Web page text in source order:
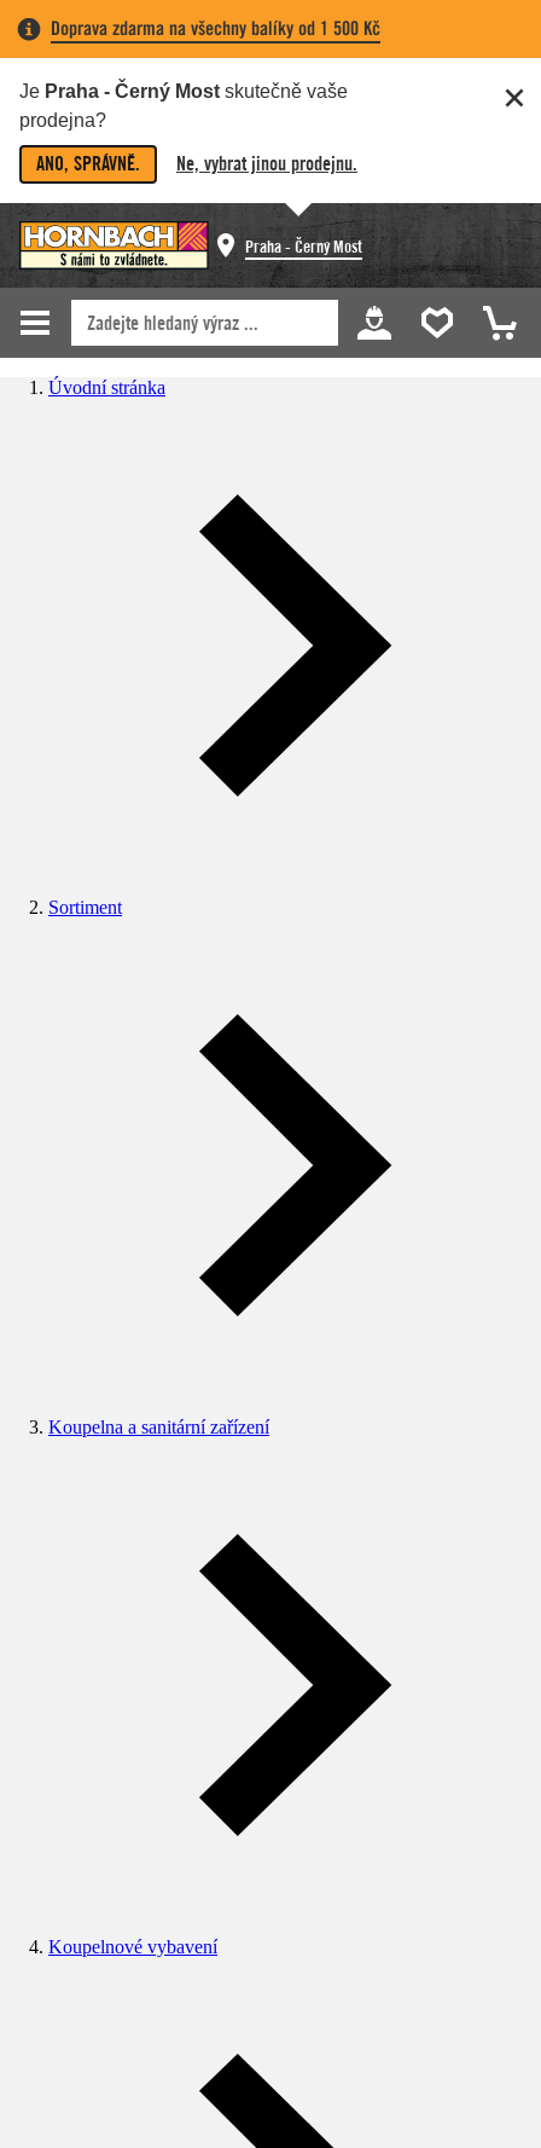
Doprava zdarma na všechny balíky od 1 500 Kč
Je Praha - Černý Most skutečně vaše
prodejna?
ANO, SPRÁVNĚ. Ne, vybrat jinou prodejnu.
Praha - Černý Most
Úvodní stránka
Sortiment
Koupelna a sanitární zařízení
Koupelnové vybavení